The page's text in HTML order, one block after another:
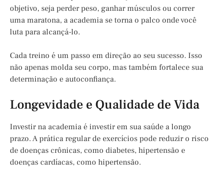
objetivo, seja perder peso, ganhar músculos ou correr
uma maratona, a academia se torna o palco onde você
luta para alcançá-lo.
Cada treino é um passo em direção ao seu sucesso. Isso
não apenas molda seu corpo, mas também fortalece sua
determinação e autoconfiança.
Longevidade e Qualidade de Vida
Investir na academia é investir em sua saúde a longo
prazo. A prática regular de exercícios pode reduzir o risco
de doenças crônicas, como diabetes, hipertensão e
doenças cardíacas, como hipertensão.